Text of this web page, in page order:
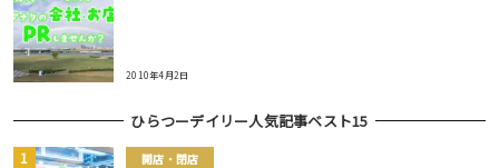
2010年4月2日
ひらつーデイリー人気記事ベスト15
開店・閉店